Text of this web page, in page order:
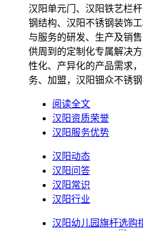
汉阳单元门、汉阳铁艺栏
钢结构、汉阳不锈钢装饰
与服务的研发、生产及销
供周到的定制化专属解决
性化、产异化的产品需求
务、加盟，汉阳钿众不锈
阅读全文
汉阳资质荣誉
汉阳服务优势
汉阳动态
汉阳问答
汉阳常识
汉阳行业
汉阳幼儿园旗杆选购